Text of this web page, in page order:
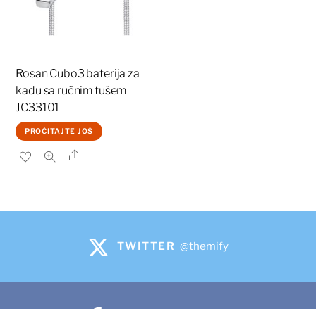
Rosan Cubo3 baterija za
kadu sa ručnim tušem
JC33101
PROČITAJTE JOŠ
Share
TWITTER @themify